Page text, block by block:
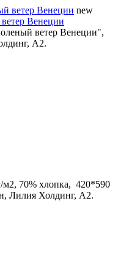
new
Венеции
ветер Венеции",
А2.
70% хлопка, 420*590
Лилия Холдинг, А2.